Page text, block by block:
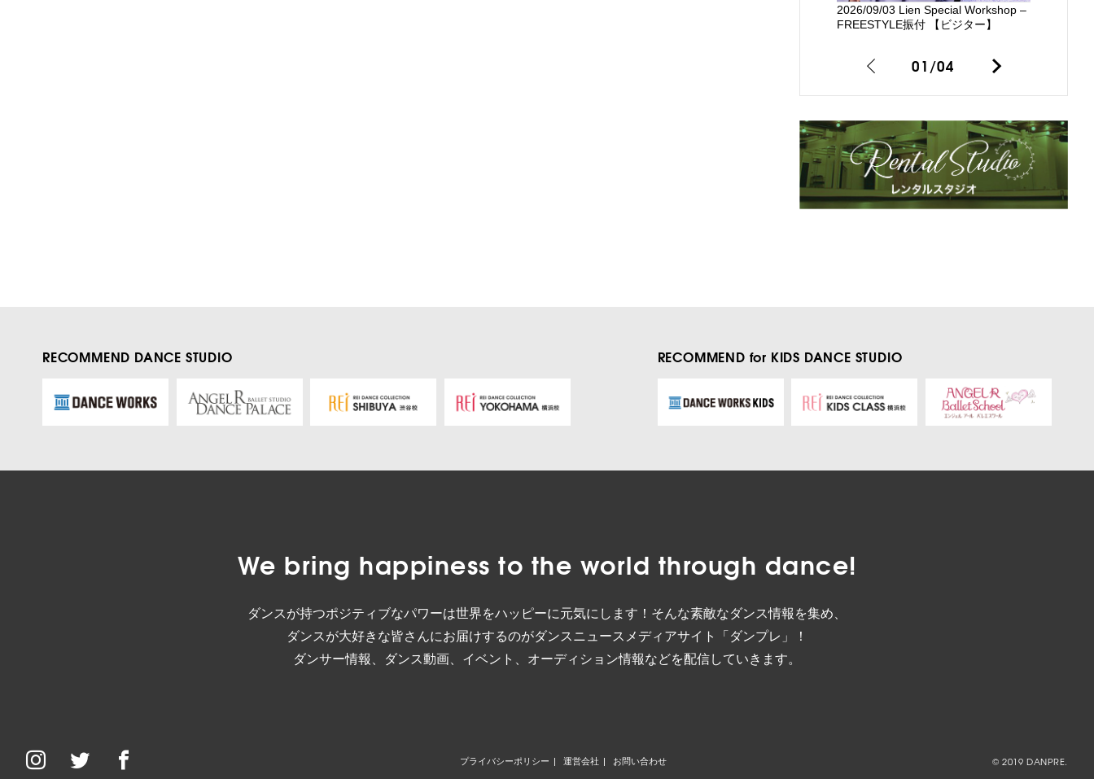
2026/09/03 Lien Special Workshop –
FREESTYLE振付 【ビジター】
01/04
RECOMMEND DANCE STUDIO RECOMMEND for KIDS DANCE STUDIO
We bring happiness to the world through dance!
ダンスが持つポジティブなパワーは世界をハッピーに元気にします！そんな素敵なダンス情報を集め、
ダンスが大好きな皆さんにお届けするのがダンスニュースメディアサイト「ダンプレ」！
ダンサー情報、ダンス動画、イベント、オーディション情報などを配信していきます。
プライバシーポリシー 運営会社 お問い合わせ © 2019 DANPRE.